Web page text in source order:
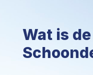
Wat is